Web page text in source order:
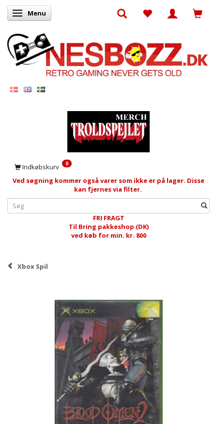
Skifte navigation
Menu
Indkøbskurv 0
Ved søgning kommer også varer som ikke er på lager. Disse
kan fjernes via filter.
FRI FRAGT
Til Bring pakkeshop (DK)
ved køb for min. kr. 800
Xbox Spil